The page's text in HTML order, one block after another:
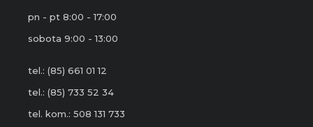
pn - pt 8:00 - 17:00
sobota 9:00 - 13:00
tel.: (85) 661 01 12
tel.: (85) 733 52 34
tel. kom.: 508 131 733